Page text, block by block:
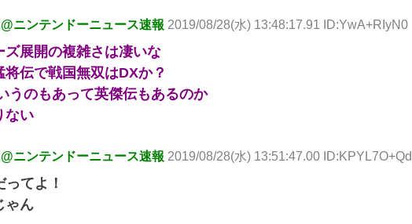
ニンテンドーニュース速報 2019/08/28(水) 13:48:17.91 ID:YwA+RIyN0
ズ展開の複雑さは凄いな
将伝で戦国無双はDXか？
うのもあって英傑伝もあるのか
ない
ニンテンドーニュース速報 2019/08/28(水) 13:51:47.00 ID:KPYL7O+Qd
てよ！
ゃん